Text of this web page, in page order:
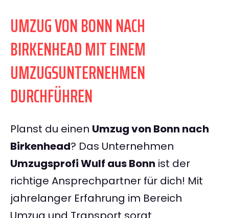
UMZUG VON BONN NACH
BIRKENHEAD MIT EINEM
UMZUGSUNTERNEHMEN
DURCHFÜHREN
Planst du einen Umzug von Bonn nach
Birkenhead? Das Unternehmen
Umzugsprofi Wulf aus Bonn ist der
richtige Ansprechpartner für dich! Mit
jahrelanger Erfahrung im Bereich